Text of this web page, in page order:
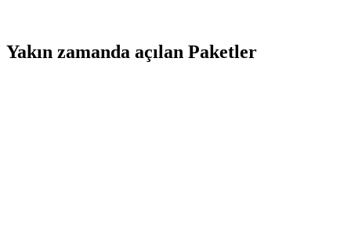
Yakın zamanda açılan Paketler